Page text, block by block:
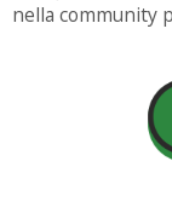
nella community